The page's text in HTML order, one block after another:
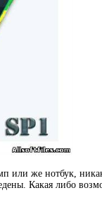
или же нотбук,
Какая либо